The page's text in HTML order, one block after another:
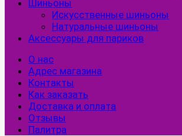
Шиньоны
Искусственные шиньоны
Натуральные шиньоны
Аксессуары для париков
О нас
Адрес магазина
Контакты
Как заказать
Доставка и оплата
Отзывы
Палитра